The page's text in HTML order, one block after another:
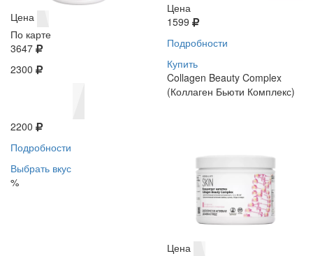
Цена
По карте
3647
2300
2200
Подробности
Выбрать вкус
%
Цена
1599
Подробности
Купить
Collagen Beauty Complex
(Коллаген Бьюти Комплекс)
Цена